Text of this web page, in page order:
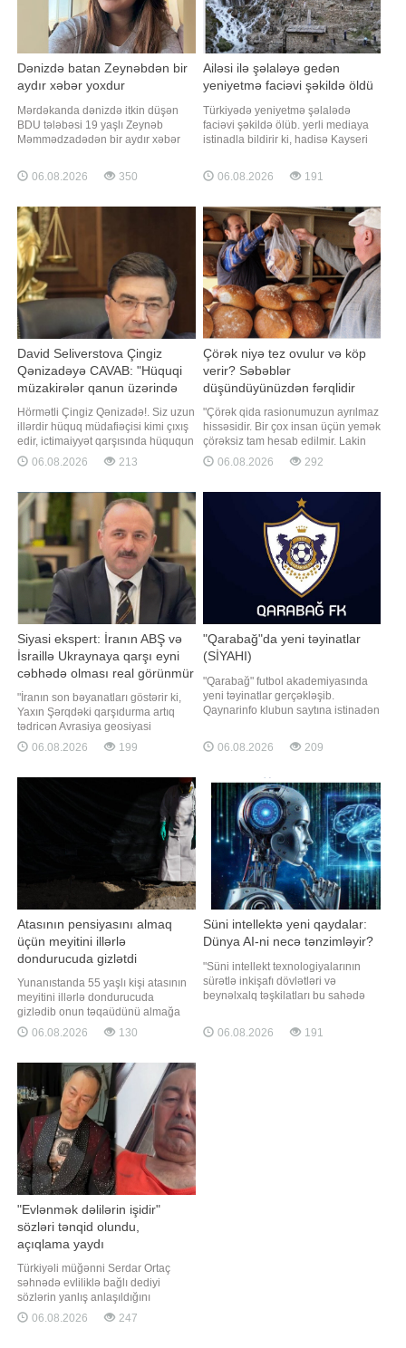
Dənizdə batan Zeynəbdən bir
aydır xəbər yoxdur
Mərdəkanda dənizdə itkin düşən
BDU tələbəsi 19 yaşlı Zeynəb
Məmmədzadədən bir aydır xəbər
bu barədə itkin tələbənin yaxını
Üzeyir Eldar Cəfərov sosial şəbəkə
sözlərinə görə, bu gün artıq 30 gün
tamam olur ki, Zeynəblə bağl
06.08.2026 350
Ailəsi ilə şəlaləyə gedən
yeniyetmə faciəvi şəkildə öldü
Türkiyədə yeniyetmə şəlalədə
faciəvi şəkildə ölüb. yerli mediaya
istinadla bildirir ki, hadisə Kayseri
baş verib. Məlumata görə, ailəsi ilə
birlikdə rayon ərazisində yerləşən
yaşlı Ela Nur Ç. Cənub Şəlaləsində
tarazlığını itirərək suya düşüb
06.08.2026 191
David Seliverstova Çingiz
Qənizadəyə CAVAB: "Hüquqi
müzakirələr qanun üzərində
qurulmalıdır"
Hörmətli Çingiz Qənizadə!. Siz uzun
illərdir hüquq müdafiəçisi kimi çıxış
edir, ictimaiyyət qarşısında hüququn
aliliyini, qanunçuluğu və
Konstitusiyanın prinsiplərini
Məhz buna görə də cəmiyyət sizdən
hər bir məsələyə hüquqi meyarlarla
yanaşmağı gözləyir. Azərbayca
06.08.2026 213
Çörək niyə tez ovulur və köp
verir? Səbəblər
düşündüyünüzdən fərqlidir
"Çörək qida rasionumuzun ayrılmaz
hissəsidir. Bir çox insan üçün yemək
çörəksiz tam hesab edilmir. Lakin
son illər istehlakçılar arasında
çörəyin keyfiyyətinin aşağı düşməsi,
bayatlaması və həzm zamanı köp
yaratması ilə bağlı narahatlıqlar
artmaqdadır". Bunu BİG.AZ-
06.08.2026 292
Siyasi ekspert: İranın ABŞ və
İsraillə Ukraynaya qarşı eyni
cəbhədə olması real görünmür
"İranın son bəyanatları göstərir ki,
Yaxın Şərqdəki qarşıdurma artıq
tədricən Avrasiya geosiyasi
məkanına da sirayət edir.
Ukraynanın İranın hərbi-logistika
Qərblə hərbi-texnoloji əməkdaşlığı
Tehranda ciddi narahatlıq doğurur.
Buna görə də İranın sərt ritorikay
06.08.2026 199
"Qarabağ"da yeni təyinatlar
(SİYAHI)
"Qarabağ" futbol akademiyasında
yeni təyinatlar gerçəkləşib.
Qaynarinfo klubun saytına istinadən
mövsümündə komandaları
çalışdıracaq məşqçilər
koordinatoru Aftandil Hacıyevin
rəhbərliyi altında akademiya
komandalarında aşağıdakı
məşqçilə
06.08.2026 209
Atasının pensiyasını almaq
üçün meyitini illərlə
dondurucuda gizlətdi
Yunanıstanda 55 yaşlı kişi atasının
meyitini illərlə dondurucuda
gizlədib onun təqaüdünü almağa
davam etməkdə şübhəli bilinərək
həbs edilib. "Qafqazinfo" xəbər verir
görə, hadisə Peloponnes
yarımadasında, Sparta
yaxınlığındakı Mistra kəndində
qeydə alınıb
06.08.2026 130
Süni intellektə yeni qaydalar:
Dünya AI-ni necə tənzimləyir?
"Süni intellekt texnologiyalarının
sürətlə inkişafı dövlətləri və
beynəlxalq təşkilatları bu sahədə
formalaşdırmağa sövq edir. Çünki
süni intellekt artıq təkcə texnoloji
06.08.2026 191
"Evlənmək dəlilərin işidir"
sözləri tənqid olundu,
açıqlama yaydı
Türkiyəli müğənni Serdar Ortaç
səhnədə evliliklə bağlı dediyi
sözlərin yanlış anlaşıldığını
açıqlayıb. Axşam.az xəbər verir ki,
sənətçi İstanbul Festivalı
06.08.2026 247